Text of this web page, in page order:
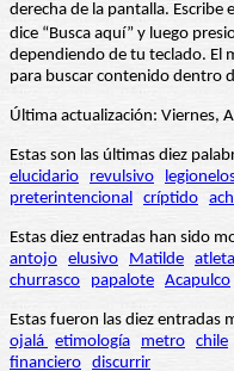
derecha de la pantalla. Escribe
dice “Busca aquí” y luego
dependiendo de tu teclado. El
para buscar contenido dentro
Última actualización: Viernes,
Estas son las últimas diez
elucidario
revulsivo
preterintencional críptido
Estas diez entradas han sido
antojo elusivo Matilde atleta
churrasco
papalote Acapulco
Estas fueron las diez entradas
ojalá etimología metro chile
financiero discurrir